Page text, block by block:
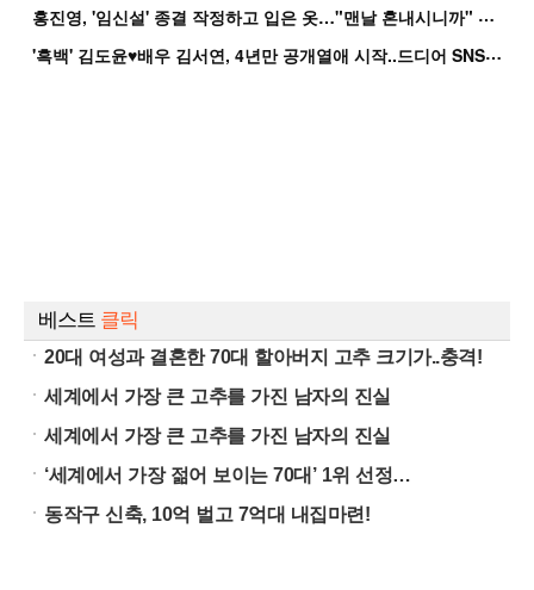
홍
진영, '임신설' 종결 작정하고 입은 옷…"맨날 혼내시니까" 억울
'
흑백' 김도윤♥배우 김서연, 4년만 공개열애 시작..드디어 SNS에 노출 [핫피...